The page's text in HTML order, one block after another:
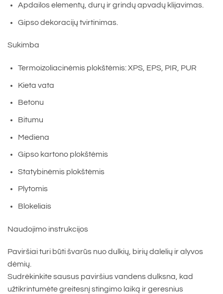
Apdailos elementų, durų ir grindų apvadų klijavimas.
Gipso dekoracijų tvirtinimas.
Sukimba
Termoizoliacinėmis plokštėmis: XPS, EPS, PIR, PUR
Kieta vata
Betonu
Bitumu
Mediena
Gipso kartono plokštėmis
Statybinėmis plokštėmis
Plytomis
Blokeliais
Naudojimo instrukcijos
Paviršiai turi būti švarūs nuo dulkių, birių dalelių ir alyvos
dėmių.
Sudrėkinkite sausus paviršius vandens dulksna, kad
užtikrintumėte greitesnį stingimo laiką ir geresnius